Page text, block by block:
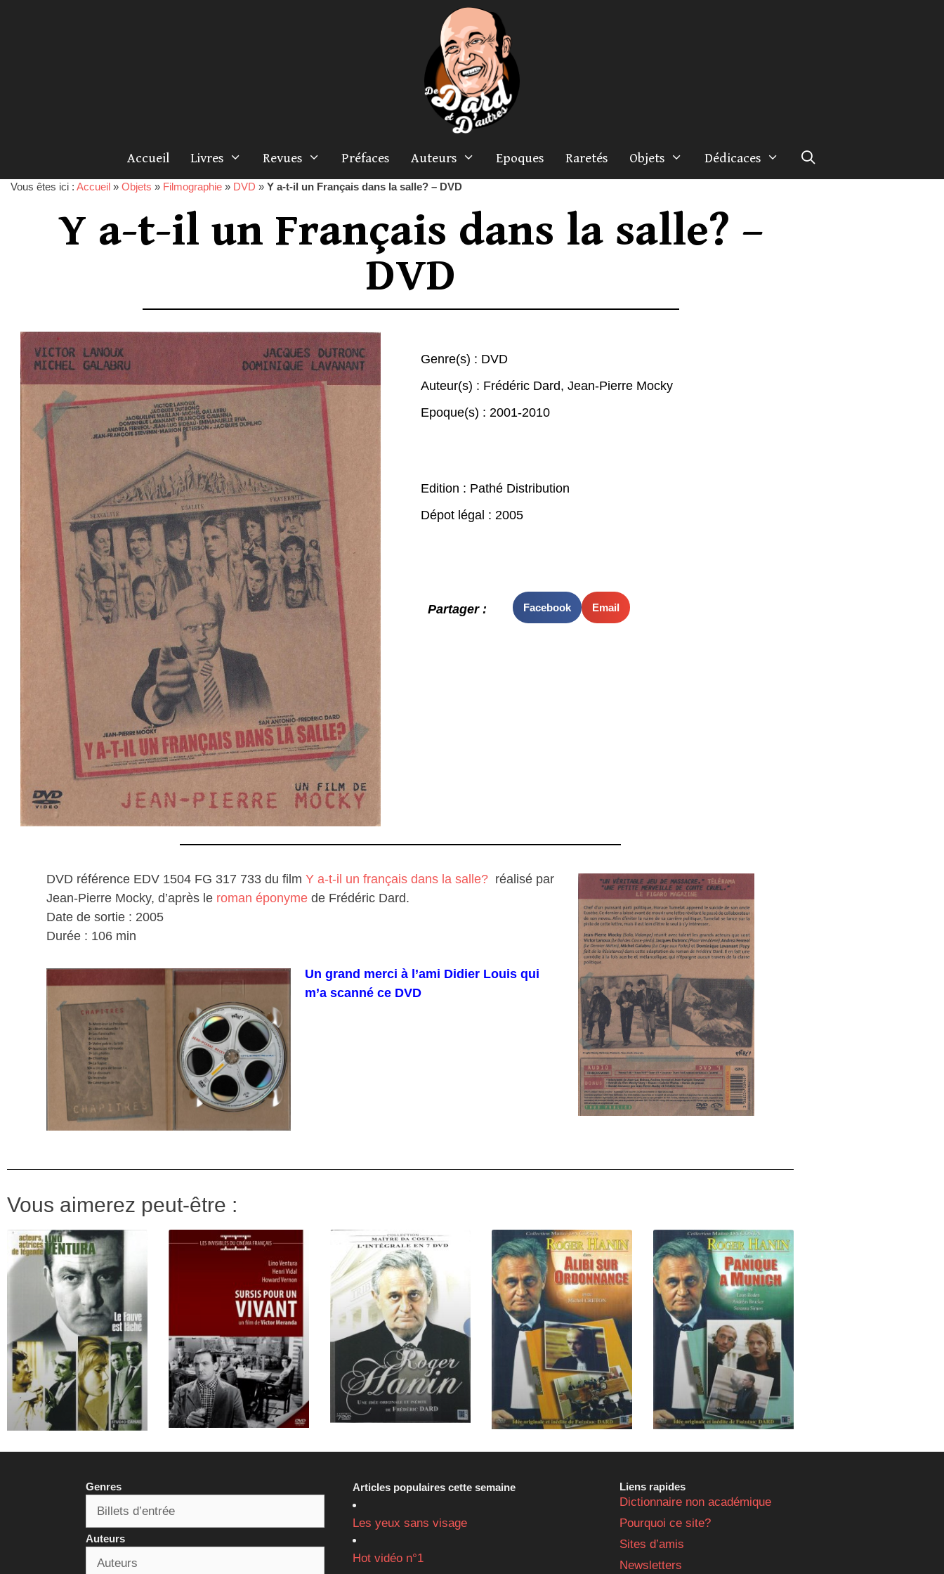
Accueil Livres Revues Préfaces Auteurs Epoques Raretés Objets Dédicaces
Vous êtes ici : Accueil » Objets » Filmographie » DVD » Y a-t-il un Français dans la salle? – DVD
Y a-t-il un Français dans la salle? –
DVD
Genre(s) : DVD
Auteur(s) : Frédéric Dard, Jean-Pierre Mocky
Epoque(s) : 2001-2010
Edition : Pathé Distribution
Dépot légal : 2005
Partager : Facebook Email
DVD référence EDV 1504 FG 317 733 du film Y a-t-il un français dans la salle? réalisé par
Jean-Pierre Mocky, d’après le roman éponyme de Frédéric Dard.
Date de sortie : 2005
Durée : 106 min
Un grand merci à l’ami Didier Louis qui
m’a scanné ce DVD
Vous aimerez peut-être :
Genres
Auteurs
Articles populaires cette semaine
Les yeux sans visage
Hot vidéo n°1
Liens rapides
Dictionnaire non académique
Pourquoi ce site?
Sites d’amis
Newsletters